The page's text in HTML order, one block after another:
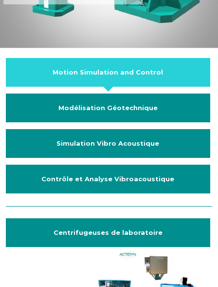
Motion Simulation and Control
Modélisation Géotechnique
Simulation Vibro Acoustique
Contrôle et Analyse Vibroacoustique
Centrifugeuses de laboratoire